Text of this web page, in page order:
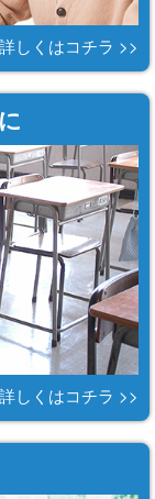
詳しくはコチラ >>
詳しくはコチラ >>